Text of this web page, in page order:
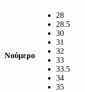
Νούμερο
28
28.5
30
31
32
33
33.5
34
35